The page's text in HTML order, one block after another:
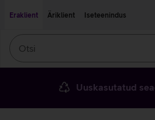
Eraklient
Äriklient Iseteenindus
Uuskasutatud